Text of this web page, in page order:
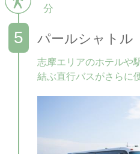
分
パールシャトル
志摩エリアのホテルや
結ぶ直行バスがさらに